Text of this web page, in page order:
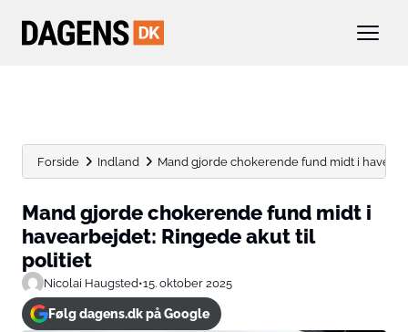
Forside Indland Mand gjorde chokerende fund midt i
Mand gjorde chokerende fund midt i
havearbejdet: Ringede akut til
politiet
Nicolai Haugsted•15. oktober 2025
Følg dagens.dk på Google